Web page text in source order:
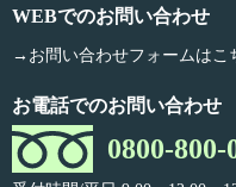
WEBでのお問い合わせ
→お問い合わせフォームはこ
お電話でのお問い合わせ
0800-800-